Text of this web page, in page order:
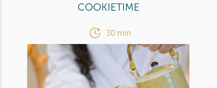
COOKIETIME
30 min